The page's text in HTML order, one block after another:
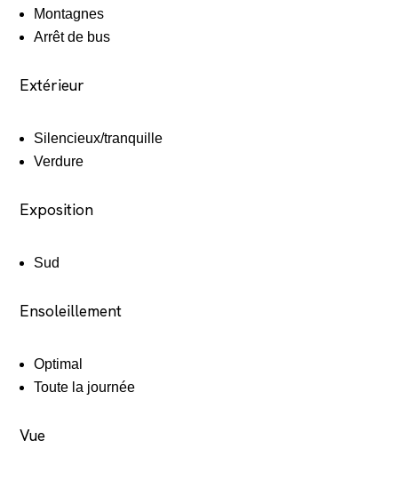
Montagnes
Arrêt de bus
Extérieur
Silencieux/tranquille
Verdure
Exposition
Sud
Ensoleillement
Optimal
Toute la journée
Vue